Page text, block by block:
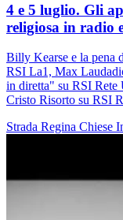
4 e 5 luglio. Gli
religiosa in radio
Billy Kearse e la pena
RSI La1, Max
in diretta" su RSI Rete
Cristo Risorto su RSI
Strada Regina Chiese